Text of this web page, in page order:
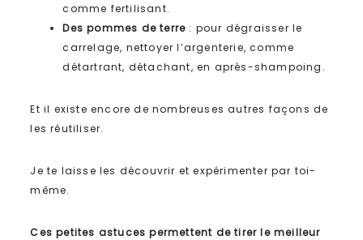
comme fertilisant.
Des pommes de terre : pour dégraisser le
carrelage, nettoyer l’argenterie, comme
détartrant, détachant, en après-shampoing.
Et il existe encore de nombreuses autres façons de
les réutiliser.
Je te laisse les découvrir et expérimenter par toi-
même.
Ces petites astuces permettent de tirer le meilleur